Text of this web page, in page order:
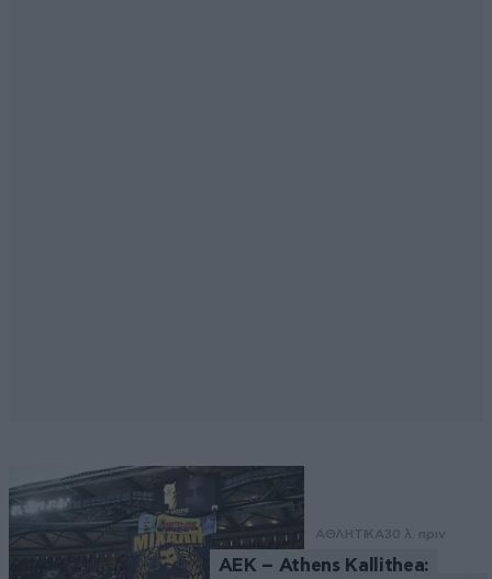
ΑΘΛΗΤΙΚΑ30 λ. πριν
ΑΕΚ – Athens Kallithea: